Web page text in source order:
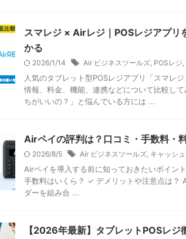
スマレジ × Airレジ｜POSレジアプリ
かる
2026/1/14 Air ビジネスツールズ, POSレジ,
人気のタブレット型POSレジアプリ「スマレ
情報、料金、機能、連携などについて比較し
ちがいいの？」と悩んでいる方には ...
Airペイの評判は？口コミ・手数料・
2026/8/5 Air ビジネスツールズ, キャッシ
Airペイを導入する前に知っておきたいポイ
手数料はいくら？ ✓ デメリットや注意点は？
ダーを組み合 ...
【2026年最新】タブレットPOSレ